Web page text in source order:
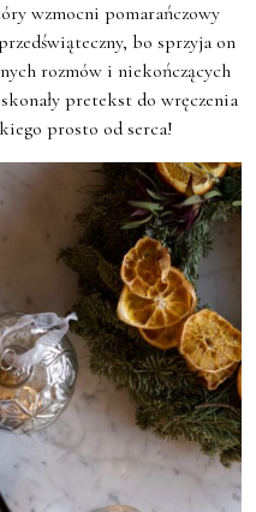
wzmocni pomarańczowy
bo sprzyja on
rozmów i niekończących
pretekst do wręczenia
prosto od serca!